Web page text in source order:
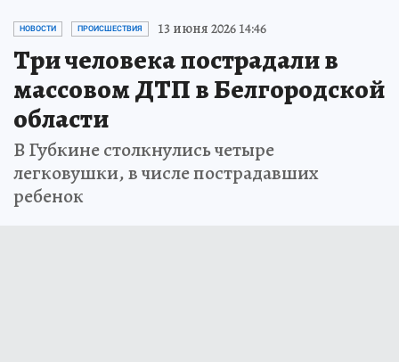
НОВОСТИ ПРОИСШЕСТВИЯ 13 июня 2026 14:46
Три человека пострадали в
массовом ДТП в Белгородской
области
В Губкине столкнулись четыре
легковушки, в числе пострадавших
ребенок